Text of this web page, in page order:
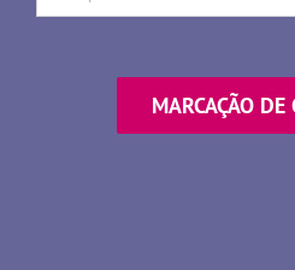
por
MARCAÇÃO DE